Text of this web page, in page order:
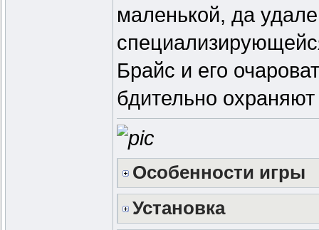
маленькой, да
Брайс и его
бдительно охраняют
Особенности игры
Установка